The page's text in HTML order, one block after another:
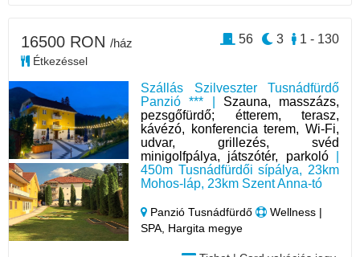
Szállás Szilveszter Tusnádfürdő
Panzió *** | Szauna, masszázs,
pezsgőfürdő; étterem, terasz,
kávézó, konferencia terem, Wi-Fi,
udvar, grillezés, svéd
minigolfpálya, játszótér, parkoló|
450m Tusnádfürdői sípálya, 23km
Mohos-láp, 23km Szent Anna-tó
Panzió Tusnádfürdő
Wellness |
SPA, Hargita megye
16500 RON /ház
Étkezéssel
1 - 130
3
56